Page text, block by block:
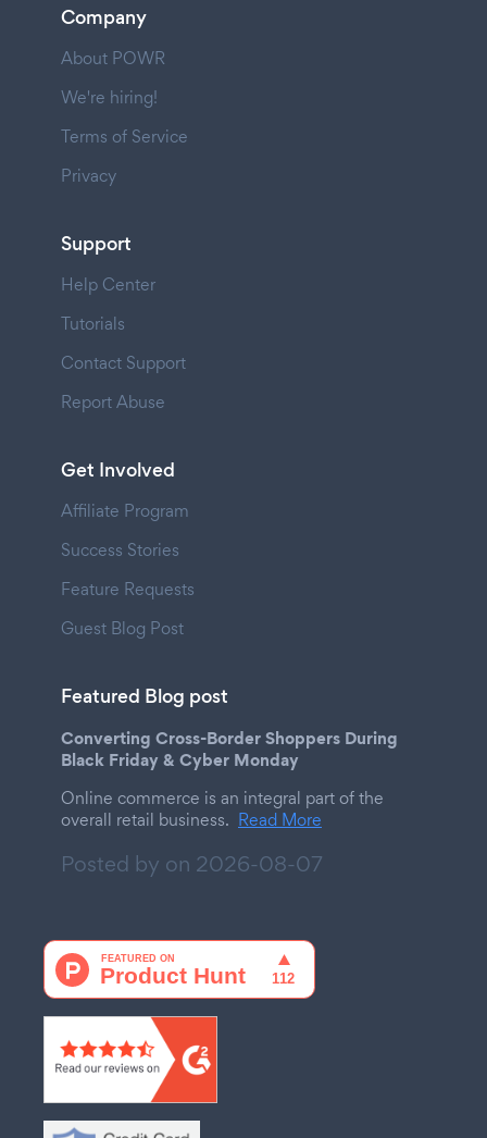
Company
About POWR
We're hiring!
Terms of Service
Privacy
Support
Help Center
Tutorials
Contact Support
Report Abuse
Get Involved
Affiliate Program
Success Stories
Feature Requests
Guest Blog Post
Featured Blog post
Converting Cross-Border Shoppers During
Black Friday & Cyber Monday
Online commerce is an integral part of the
overall retail business. Read More
Posted by on 2026-08-07